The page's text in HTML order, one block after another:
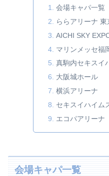
会場キャパ一覧
ららアリーナ 東
AICHI SKY
マリンメッセ福
真駒内セキスイ
大阪城ホール
横浜アリーナ
セキスイハイム
エコパアリーナ
会場キャパ一覧